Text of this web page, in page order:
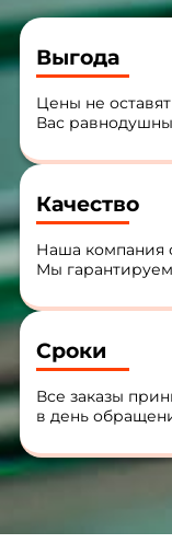
Выгода
Цены не оставят
Вас
Качество
Наша компания
Мы
Сроки
Все заказы
в день